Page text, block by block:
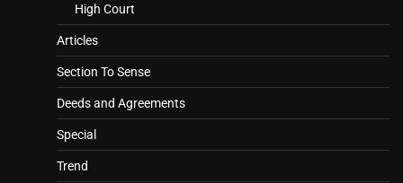
High Court
Articles
Section To Sense
Deeds and Agreements
Special
Trend